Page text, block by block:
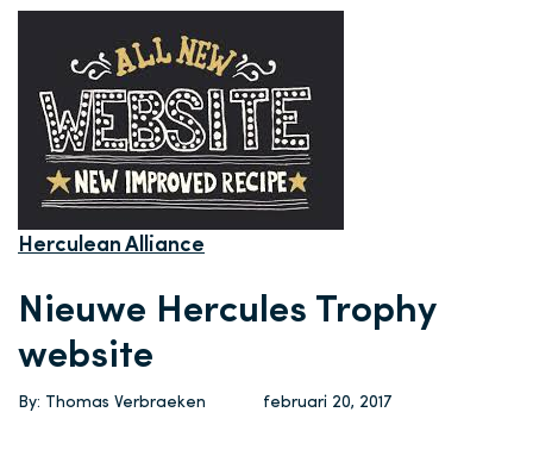
Herculean Alliance
Nieuwe Hercules Trophy
website
By: Thomas Verbraeken februari 20, 2017